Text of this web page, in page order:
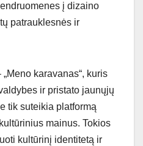
į dizaino
patrauklesnės ir
karavanas“, kuris
ir pristato jaunųjų
tik suteikia platformą
mainus. Tokios
kultūrinį identitetą ir